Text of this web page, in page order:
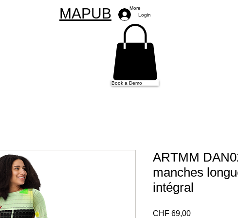
MAPUB
More
Login
Book a Demo
ARTMM
manches
intégral
CHF 69,00Preço